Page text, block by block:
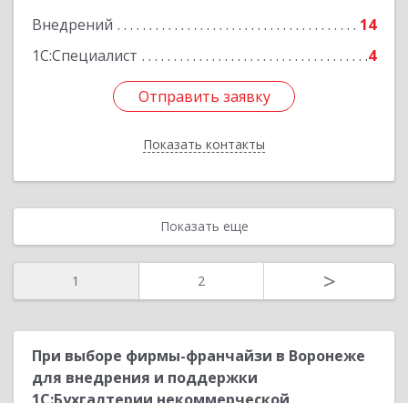
Внедрений
14
1С:Специалист
4
Отправить заявку
Показать контакты
Отправить заявку
Назад
Показать еще
1 2 >
При выборе фирмы-франчайзи в Воронеже
для внедрения и поддержки